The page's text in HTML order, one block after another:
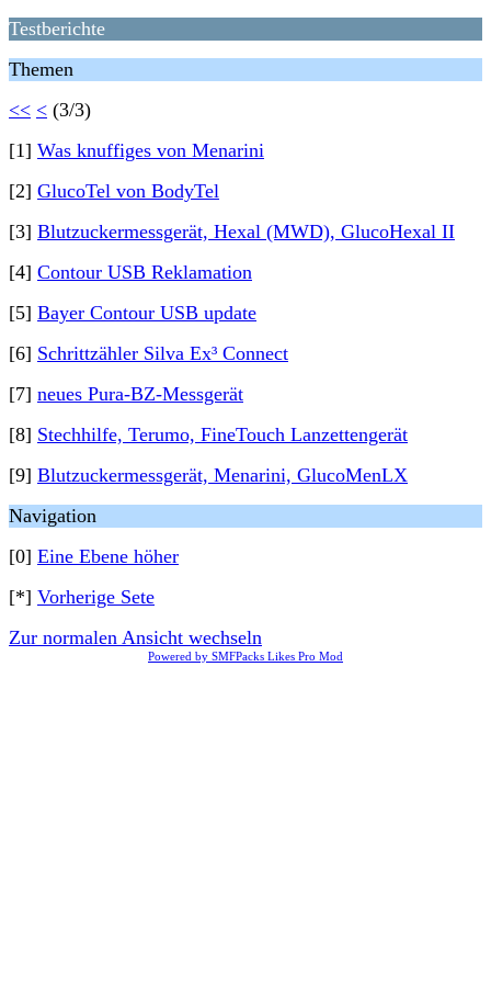
Testberichte
Themen
<< < (3/3)
[1] Was knuffiges von Menarini
[2] GlucoTel von BodyTel
[3] Blutzuckermessgerät, Hexal (MWD), GlucoHexal II
[4] Contour USB Reklamation
[5] Bayer Contour USB update
[6] Schrittzähler Silva Ex³ Connect
[7] neues Pura-BZ-Messgerät
[8] Stechhilfe, Terumo, FineTouch Lanzettengerät
[9] Blutzuckermessgerät, Menarini, GlucoMenLX
Navigation
[0] Eine Ebene höher
[*] Vorherige Sete
Zur normalen Ansicht wechseln
Powered by SMFPacks Likes Pro Mod